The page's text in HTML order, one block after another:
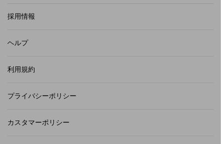
採用情報
ヘルプ
利用規約
プライバシーポリシー
カスタマーポリシー